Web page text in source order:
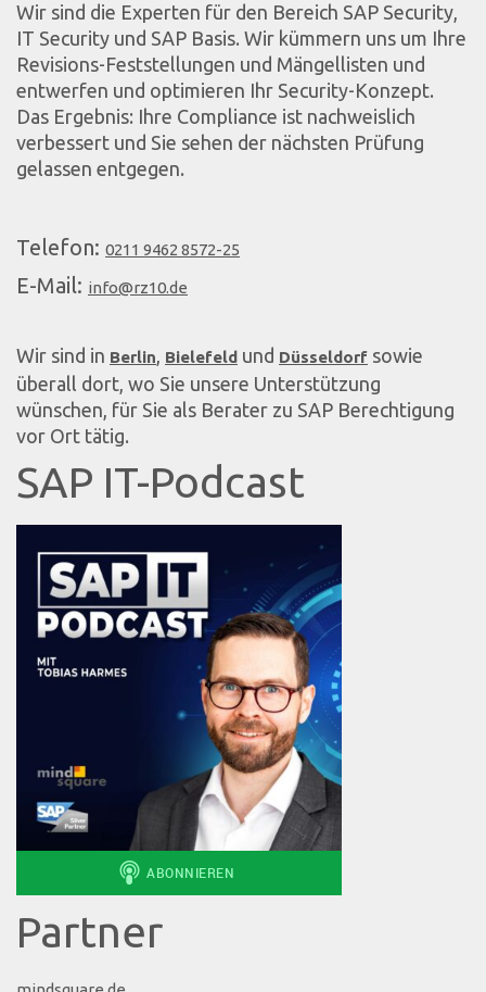
Wir sind die Experten für den Bereich SAP Security,
IT Security und SAP Basis. Wir kümmern uns um Ihre
Revisions-Feststellungen und Mängellisten und
entwerfen und optimieren Ihr Security-Konzept.
Das Ergebnis: Ihre Compliance ist nachweislich
verbessert und Sie sehen der nächsten Prüfung
gelassen entgegen.
Telefon: 0211 9462 8572-25
E-Mail: info@rz10.de
Wir sind in Berlin Bielefeld und Düsseldorf sowie
überall dort, wo Sie unsere Unterstützung
wünschen, für Sie als Berater zu SAP Berechtigung
vor Ort tätig.
SAP IT-Podcast
Partner